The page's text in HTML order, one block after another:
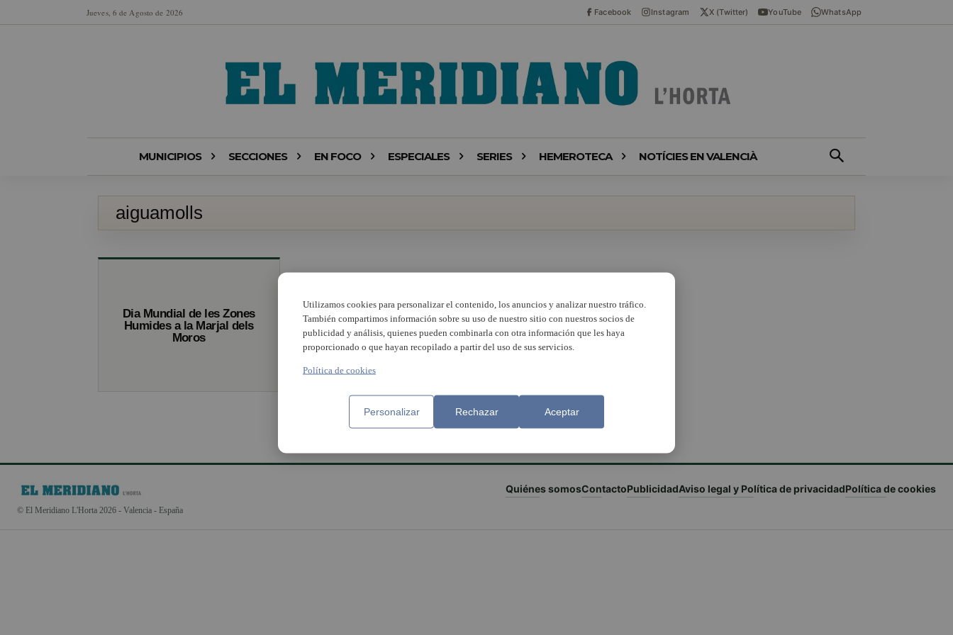
Jueves, 6 de Agosto de 2026 Facebook Instagram X (Twitter) YouTube WhatsApp
MUNICIPIOS SECCIONES EN FOCO ESPECIALES SERIES HEMEROTECA NOTÍCIES EN VALENCIÀ
aiguamolls
Dia Mundial de les Zones
Humides a la Marjal dels
Moros
© El Meridiano L'Horta 2026 - Valencia - España
Quiénes somosContactoPublicidadAviso legal y Política de privacidadPolítica de cookies
Utilizamos cookies para personalizar el contenido, los anuncios y analizar nuestro tráfico.
También compartimos información sobre su uso de nuestro sitio con nuestros socios de
publicidad y análisis, quienes pueden combinarla con otra información que les haya
proporcionado o que hayan recopilado a partir del uso de sus servicios.
Política de cookies
Personalizar Rechazar Aceptar